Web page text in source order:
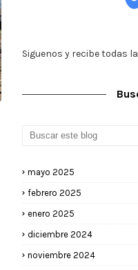
Siguenos y recibe todas
mayo 2025
febrero 2025
enero 2025
diciembre 2024
noviembre 2024